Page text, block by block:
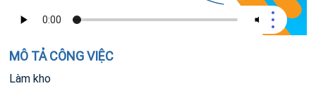
MÔ TẢ CÔNG VIỆC
Làm kho